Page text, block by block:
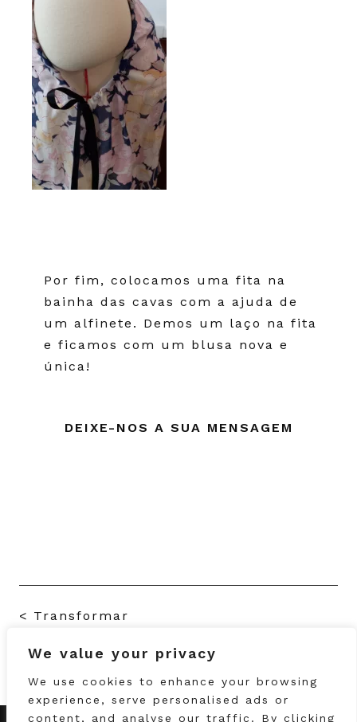
We value your privacy
We use cookies to enhance your browsing
experience, serve personalised ads or
content, and analyse our traffic. By clicking
Por fim, colocamos uma fita na
bainha das cavas com a ajuda de
um alfinete. Demos um laço na fita
e ficamos com um blusa nova e
única!
DEIXE-NOS A SUA MENSAGEM
< Transformar
Moldes para lingerie